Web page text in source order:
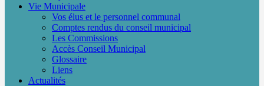
Vie Municipale
Vos élus et le personnel communal
Comptes rendus du conseil municipal
Les Commissions
Accès Conseil Municipal
Glossaire
Liens
Actualités